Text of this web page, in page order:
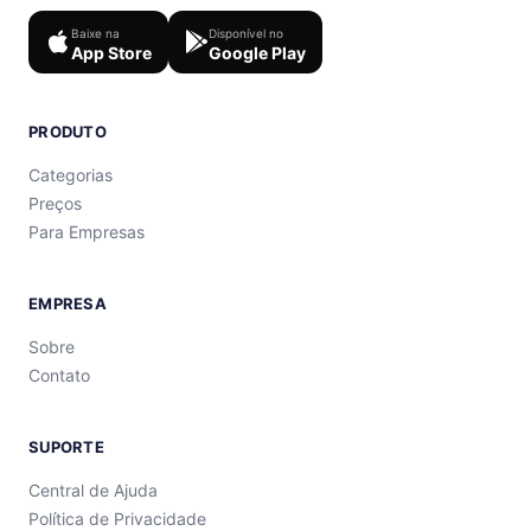
Baixe na
App Store
Disponível no
Google Play
PRODUTO
Categorias
Preços
Para Empresas
EMPRESA
Sobre
Contato
SUPORTE
Central de Ajuda
Política de Privacidade